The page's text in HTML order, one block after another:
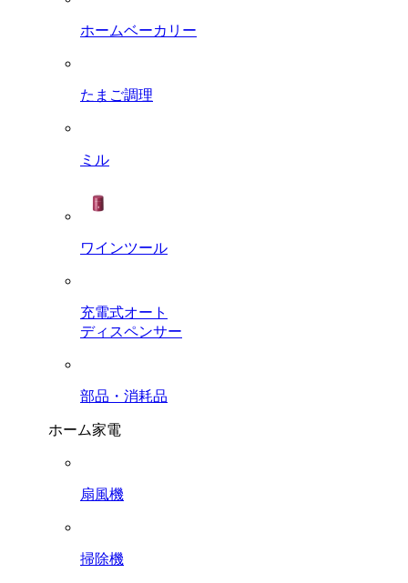
ホームベーカリー
たまご調理
ミル
ワインツール
充電式オート
ディスペンサー
部品・消耗品
ホーム家電
扇風機
掃除機